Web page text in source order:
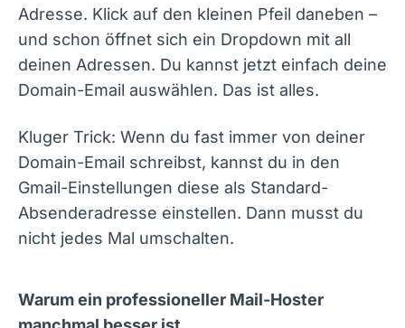
Adresse. Klick auf den kleinen Pfeil daneben –
und schon öffnet sich ein Dropdown mit all
deinen Adressen. Du kannst jetzt einfach deine
Domain-Email auswählen. Das ist alles.
Kluger Trick: Wenn du fast immer von deiner
Domain-Email schreibst, kannst du in den
Gmail-Einstellungen diese als Standard-
Absenderadresse einstellen. Dann musst du
nicht jedes Mal umschalten.
Warum ein professioneller Mail-Hoster